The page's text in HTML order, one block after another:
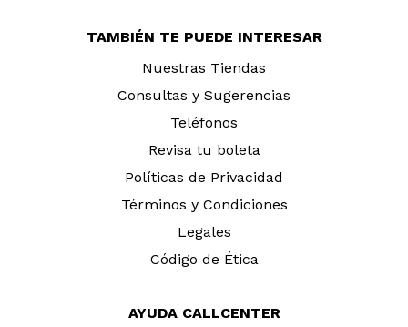
TAMBIÉN TE PUEDE INTERESAR
Nuestras Tiendas
Consultas y Sugerencias
Teléfonos
Revisa tu boleta
Políticas de Privacidad
Términos y Condiciones
Legales
Código de Ética
AYUDA CALLCENTER